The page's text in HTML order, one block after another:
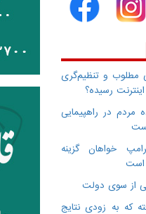
مطلوب و تنظیم‌گری
رسیده؟
مردم در راهپیمایی
خواهان گزینه
است
که به زودی نتایج